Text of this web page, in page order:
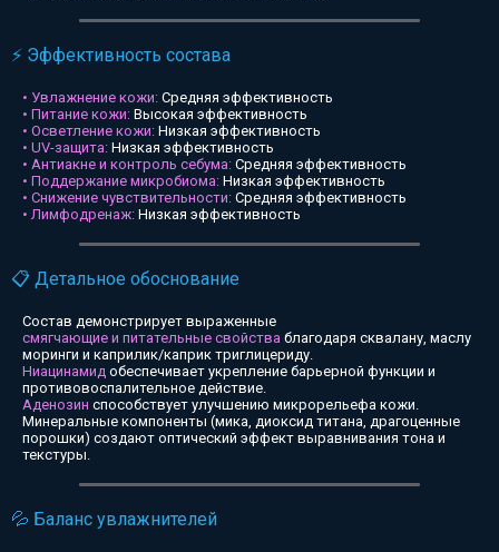
⚡ Эффективность состава
• Увлажнение кожи: Средняя эффективность
• Питание кожи: Высокая эффективность
• Осветление кожи: Низкая эффективность
• UV-защита: Низкая эффективность
• Антиакне и контроль себума: Средняя эффективность
• Поддержание микробиома: Низкая эффективность
• Снижение чувствительности: Средняя эффективность
• Лимфодренаж: Низкая эффективность
📋 Детальное обоснование
Состав демонстрирует выраженные
смягчающие и питательные свойства благодаря сквалану, маслу
моринги и каприлик/каприк триглицериду.
Ниацинамид обеспечивает укрепление барьерной функции и
противовоспалительное действие.
Аденозин способствует улучшению микрорельефа кожи.
Минеральные компоненты (мика, диоксид титана, драгоценные
порошки) создают оптический эффект выравнивания тона и
текстуры.
💦 Баланс увлажнителей